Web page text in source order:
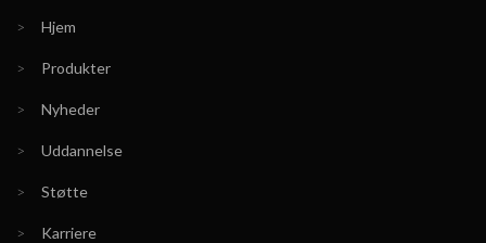
> Hjem
> Produkter
> Nyheder
> Uddannelse
> Støtte
> Karriere